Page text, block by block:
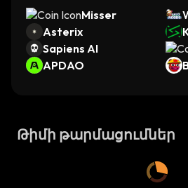
Misser
Asterix
Sapiens AI
APDAO
Թիմի թարմացումներ